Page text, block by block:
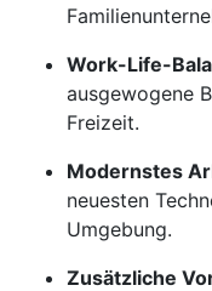
Work-Life-
ausgewogene
Freizeit.
Modernstes
neuesten
Umgebung.
Zusätzliche